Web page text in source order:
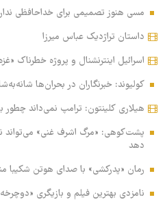
مسی هنوز تصمیمی برای خداحافظی
داستان تراژدیک عباس میرزا
اسرائیل اینترنشنال و پروژه خطرناک
کولیوند: خبرنگاران در بحران‌ها
هیلاری کلینتون: ترامپ نمی‌داند چطور
پشت‌کوهی: «مرگ اشرف غنی» می‌تواند
دهد
رمان «پدرکشی» با صدای هوتن شکیبا
نامزدی بهترین فیلم و بازیگری «دوچرخه آبی» در ۲